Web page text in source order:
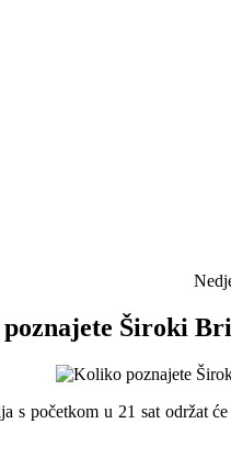
Široki
s početkom u 21 sat održat